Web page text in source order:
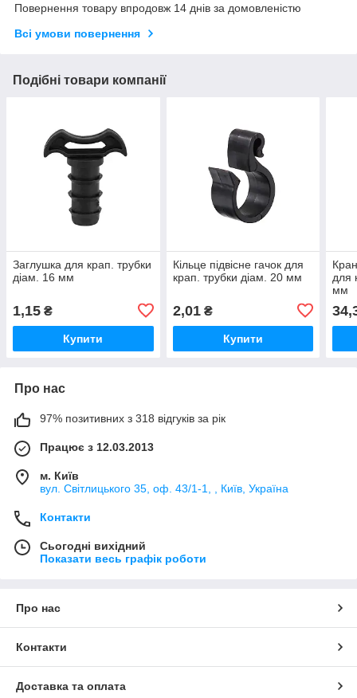
Повернення товару впродовж 14 днів за домовленістю
Всі умови повернення
Подібні товари компанії
Заглушка для крап. трубки
діам. 16 мм
1,15 ₴
Купити
Кільце підвісне гачок для
крап. трубки діам. 20 мм
2,01₴
Купити
для
мм
Про нас
97% позитивних з 318 відгуків за рік
Працює з 12.03.2013
м. Київ
вул. Світлицького 35, оф. 43/1-1, , Київ, Україна
Контакти
Сьогодні вихідний
Показати весь графік роботи
Про нас
Контакти
Доставка та оплата